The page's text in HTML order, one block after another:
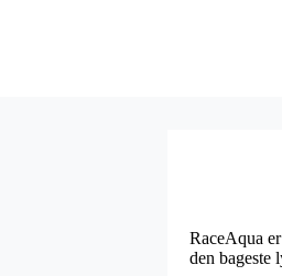
RaceAqua
den bageste